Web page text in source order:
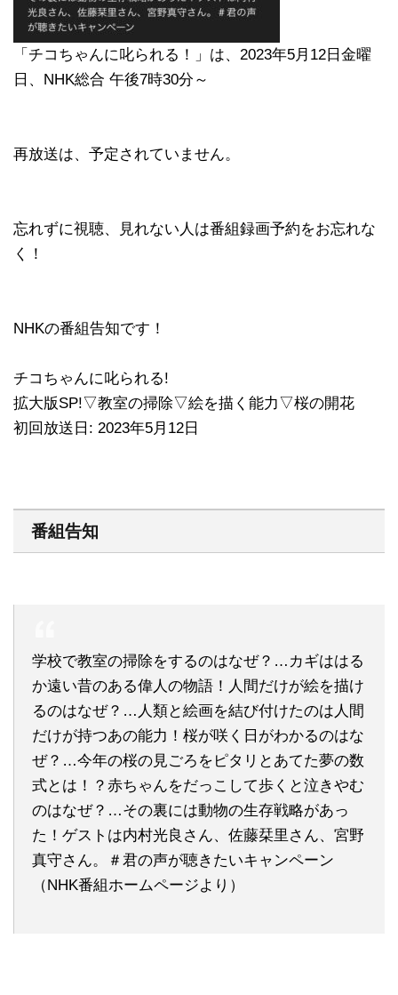
「チコちゃんに叱られる！」​は、2023年5月12日金曜
日、NHK総合 午後7時30分～
再放送は、予定されていません。
忘れずに視聴、見れない人は番組録画予約をお忘れな
く！
NHKの番組告知です！
チコちゃんに叱られる!
拡大版SP!▽教室の掃除▽絵を描く能力▽桜の開花
初回放送日: 2023年5月12日
番組告知
学校で教室の掃除をするのはなぜ？…カギははる
か遠い昔のある偉人の物語！人間だけが絵を描け
るのはなぜ？…人類と絵画を結び付けたのは人間
だけが持つあの能力！桜が咲く日がわかるのはな
ぜ？…今年の桜の見ごろをピタリとあてた夢の数
式とは！？赤ちゃんをだっこして歩くと泣きやむ
のはなぜ？…その裏には動物の生存戦略があっ
た！ゲストは内村光良さん、佐藤栞里さん、宮野
真守さん。＃君の声が聴きたいキャンペーン
（NHK番組ホームページより）